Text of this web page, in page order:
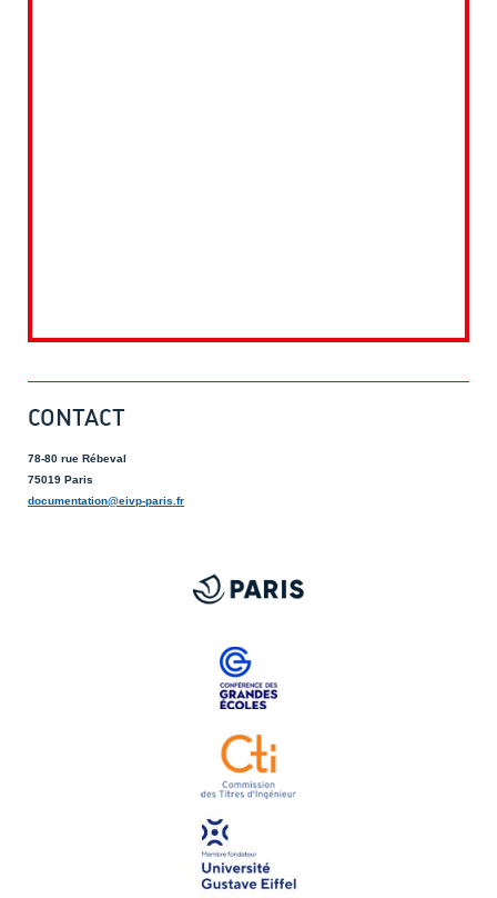
CONTACT
78-80 rue Rébeval
75019 Paris
documentation@eivp-paris.fr